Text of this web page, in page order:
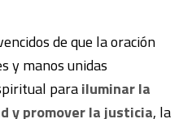
de que la oración
y manos unidas
parailuminar la
y promover la justicia, la